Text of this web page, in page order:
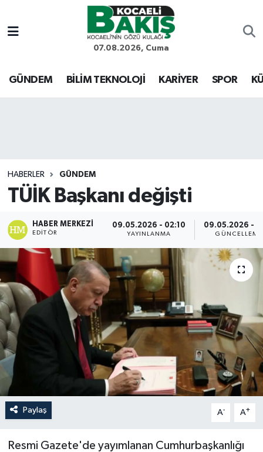
07.08.2026, Cuma
GÜNDEM BİLİM TEKNOLOJİ KARİYER SPOR
HABERLER GÜNDEM
TÜİK Başkanı değişti
HABER MERKEZI
EDITÖR
09.05.2026 - 02:10
YAYINLANMA
09.05.2026 -
GÜNCELLEME
Paylaş A- A+
Resmi Gazete'de yayımlanan Cumhurbaşkanlığı
Kocaeli Nöbetçi Eczaneler
Kocaeli Hava Durumu
Son Dakika Haberleri
Haber Arşivi